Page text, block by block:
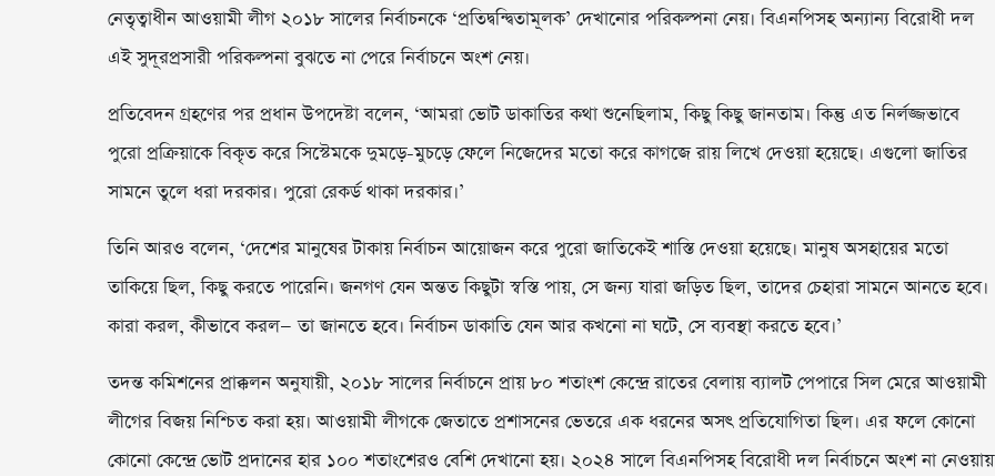
নেতৃত্বাধীন আওয়ামী লীগ ২০১৮ সালের নির্বাচনকে ‘প্রতিদ্বন্দ্বিতামূলক’ দেখানোর পরিকল্পনা নেয়। বিএনপিসহ অন্যান্য বিরোধী দল
এই সুদূরপ্রসারী পরিকল্পনা বুঝতে না পেরে নির্বাচনে অংশ নেয়।
প্রতিবেদন গ্রহণের পর প্রধান উপদেষ্টা বলেন, ‘আমরা ভোট ডাকাতির কথা শুনেছিলাম, কিছু কিছু জানতাম। কিন্তু এত নির্লজ্জভাবে
পুরো প্রক্রিয়াকে বিকৃত করে সিস্টেমকে দুমড়ে-মুচড়ে ফেলে নিজেদের মতো করে কাগজে রায় লিখে দেওয়া হয়েছে। এগুলো জাতির
সামনে তুলে ধরা দরকার। পুরো রেকর্ড থাকা দরকার।’
তিনি আরও বলেন, ‘দেশের মানুষের টাকায় নির্বাচন আয়োজন করে পুরো জাতিকেই শাস্তি দেওয়া হয়েছে। মানুষ অসহায়ের মতো
তাকিয়ে ছিল, কিছু করতে পারেনি। জনগণ যেন অন্তত কিছুটা স্বস্তি পায়, সে জন্য যারা জড়িত ছিল, তাদের চেহারা সামনে আনতে হবে।
কারা করল, কীভাবে করল— তা জানতে হবে। নির্বাচন ডাকাতি যেন আর কখনো না ঘটে, সে ব্যবস্থা করতে হবে।’
তদন্ত কমিশনের প্রাক্কলন অনুযায়ী, ২০১৮ সালের নির্বাচনে প্রায় ৮০ শতাংশ কেন্দ্রে রাতের বেলায় ব্যালট পেপারে সিল মেরে আওয়ামী
লীগের বিজয় নিশ্চিত করা হয়। আওয়ামী লীগকে জেতাতে প্রশাসনের ভেতরে এক ধরনের অসৎ প্রতিযোগিতা ছিল। এর ফলে কোনো
কোনো কেন্দ্রে ভোট প্রদানের হার ১০০ শতাংশেরও বেশি দেখানো হয়। ২০২৪ সালে বিএনপিসহ বিরোধী দল নির্বাচনে অংশ না নেওয়ায়